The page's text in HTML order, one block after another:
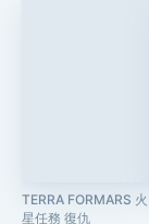
TERRA FORMARS 火
星任務 復仇